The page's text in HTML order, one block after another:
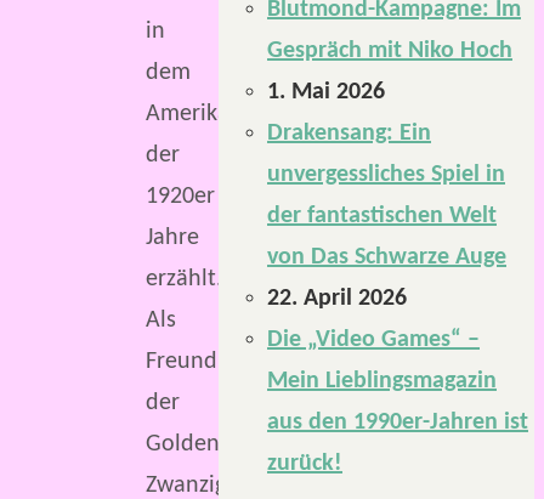
in
dem
Amerika
der
1920er
Jahre
erzählt.
Als
Freund
der
Goldenen
Zwanziger
Blutmond-Kampagne: Im
Gespräch mit Niko Hoch
1. Mai 2026
Drakensang: Ein
unvergessliches Spiel in
der fantastischen Welt
von Das Schwarze Auge
22. April 2026
Die „Video Games“ –
Mein Lieblingsmagazin
aus den 1990er-Jahren ist
zurück!